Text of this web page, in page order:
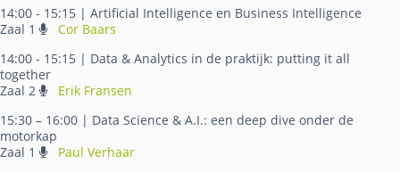
14:00 - 15:15 | Artificial Intelligence en Business Intelligence
Zaal 1
Cor Baars
14:00 - 15:15 | Data & Analytics in de praktijk: putting it all
together
Zaal 2
Erik Fransen
15:30 – 16:00 | Data Science & A.I.: een deep dive onder de
motorkap
Zaal 1
Paul Verhaar